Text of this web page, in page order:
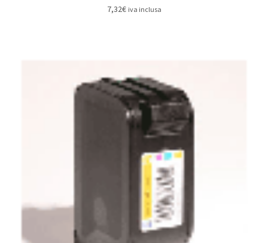
7,32€ iva inclusa